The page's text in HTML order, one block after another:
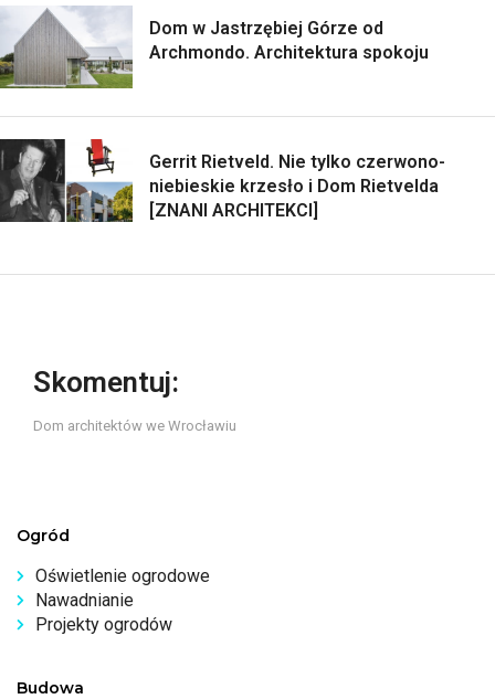
Dom w Jastrzębiej Górze od
Archmondo. Architektura spokoju
Gerrit Rietveld. Nie tylko czerwono-
niebieskie krzesło i Dom Rietvelda
[ZNANI ARCHITEKCI]
Skomentuj:
Dom architektów we Wrocławiu
Ogród
Oświetlenie ogrodowe
Nawadnianie
Projekty ogrodów
Budowa